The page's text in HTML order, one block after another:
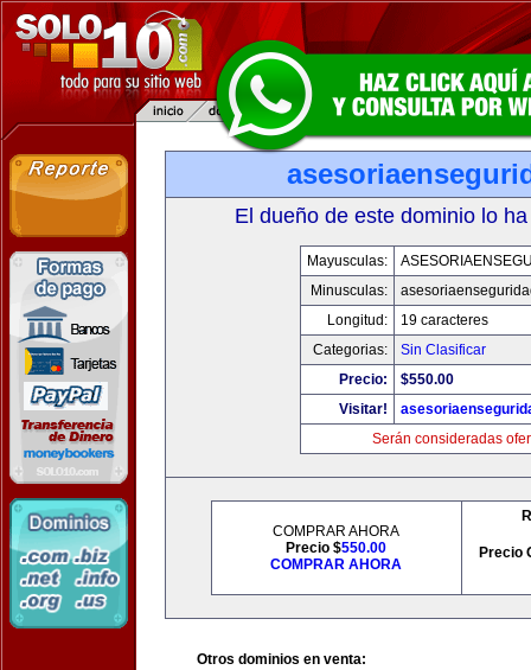
El dueño de este dominio lo
Mayusculas:
Minusculas:
Longitud:
19 caracteres
Categorias:
Sin Clasificar
Precio:
$550.00
Visitar!
Serán consideradas
COMPRAR AHORA
Precio $550.00
COMPRAR AHORA
Precio
Otros dominios en venta: